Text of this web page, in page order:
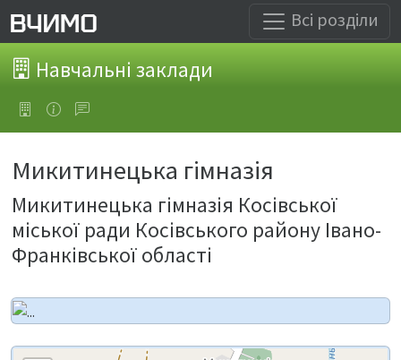
Всі розділи
Навчальні заклади
Микитинецька гімназія
Микитинецька гімназія Косівської
міської ради Косівського району Івано-
Франківської області